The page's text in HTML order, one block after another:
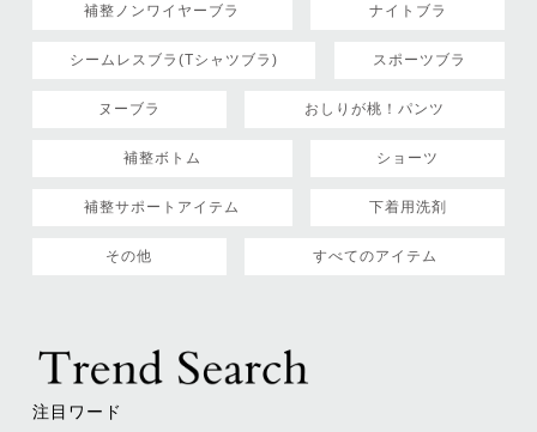
補整ノンワイヤーブラ ナイトブラ
シームレスブラ(Tシャツブラ) スポーツブラ
ヌーブラ おしりが桃！パンツ
補整ボトム ショーツ
補整サポートアイテム 下着用洗剤
その他 すべてのアイテム
注目ワード